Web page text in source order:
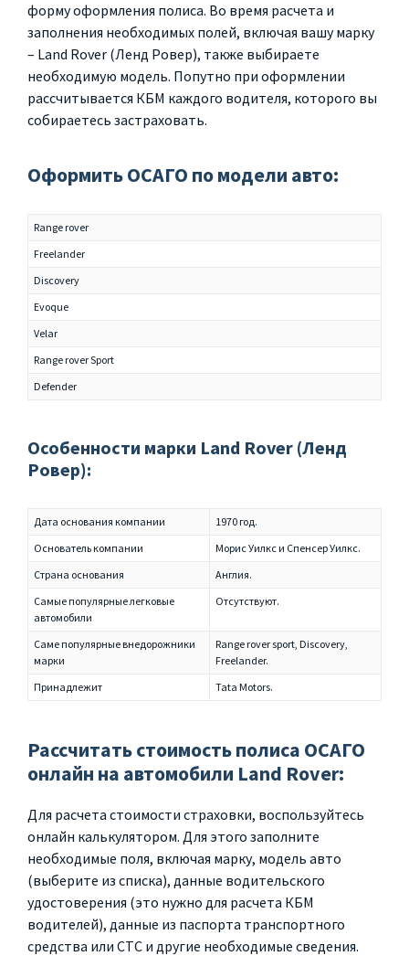
форму оформления полиса. Во время расчета и
заполнения необходимых полей, включая вашу марку
– Land Rover (Ленд Ровер), также выбираете
необходимую модель. Попутно при оформлении
рассчитывается КБМ каждого водителя, которого вы
собираетесь застраховать.
Оформить ОСАГО по модели авто:
Range rover
Freelander
Discovery
Evoque
Velar
Range rover Sport
Defender
Особенности марки Land Rover (Ленд
Ровер):
Дата основания компании
1970 год.
Основатель компании
Морис Уилкс и Спенсер Уилкс.
Страна основания
Англия.
Самые популярные легковые
автомобили
Отсутствуют.
Саме популярные внедорожники
марки
Range rover sport, Discovery,
Freelander.
Принадлежит
Tata Motors.
Рассчитать стоимость полиса ОСАГО
онлайн на автомобили Land Rover:
Для расчета стоимости страховки, воспользуйтесь
онлайн калькулятором. Для этого заполните
необходимые поля, включая марку, модель авто
(выберите из списка), данные водительского
удостоверения (это нужно для расчета КБМ
водителей), данные из паспорта транспортного
средства или СТС и другие необходимые сведения.